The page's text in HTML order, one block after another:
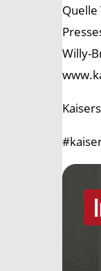
Quelle
Willy-